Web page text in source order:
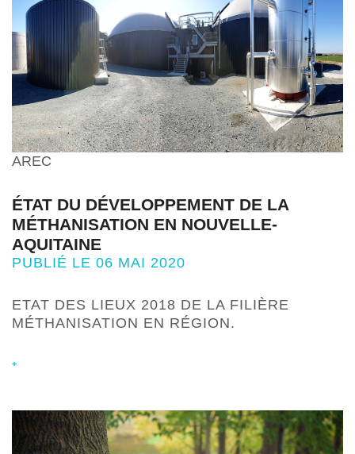
AREC
ÉTAT DU DÉVELOPPEMENT DE LA
MÉTHANISATION EN NOUVELLE-
AQUITAINE
PUBLIÉ LE 06 MAI 2020
ETAT DES LIEUX 2018 DE LA FILIÈRE
MÉTHANISATION EN RÉGION.
+